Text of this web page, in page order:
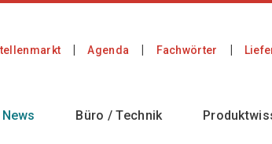
Agenda Fachwörter
News Büro / Technik